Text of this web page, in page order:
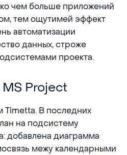
чем больше приложений
тем ощутимей эффект
автоматизации
данных, строже
проекта.
Project
Timetta. В последних
на подсистему
добавлена диаграмма
межу календарными